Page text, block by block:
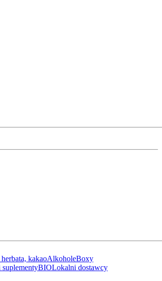
kakaoAlkoholeBoxy
BIOLokalni dostawcy